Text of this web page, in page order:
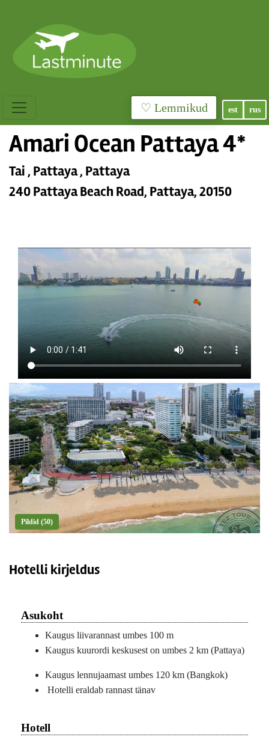
♡ Lemmikud est rus
Amari Ocean Pattaya 4*
Tai , Pattaya , Pattaya
240 Pattaya Beach Road, Pattaya, 20150
Pildid (50)
Hotelli kirjeldus
Asukoht
Kaugus liivarannast umbes 100 m
Kaugus kuurordi keskusest on umbes 2 km (Pattaya)
Kaugus lennujaamast umbes 120 km (Bangkok)
Hotelli eraldab rannast tänav
Hotell